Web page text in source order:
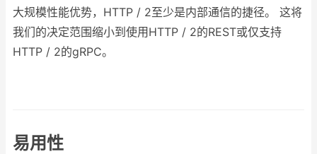
大规模性能优势，HTTP / 2至少是内部通信的捷径。 这将
我们的决定范围缩小到使用HTTP / 2的REST或仅支持
HTTP / 2的gRPC。
易用性